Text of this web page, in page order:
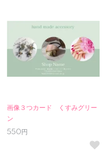
画像３つカード くすみグリー
ン
550円